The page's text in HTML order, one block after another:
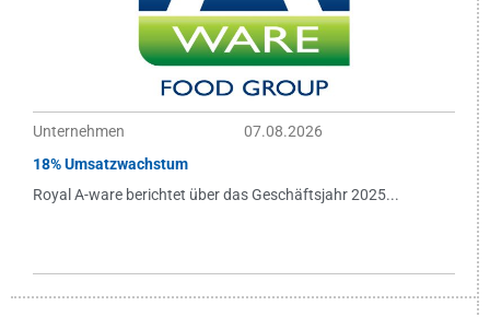
Unternehmen
07.08.2026
18% Umsatzwachstum
Royal A-ware berichtet über das Geschäftsjahr 2025...